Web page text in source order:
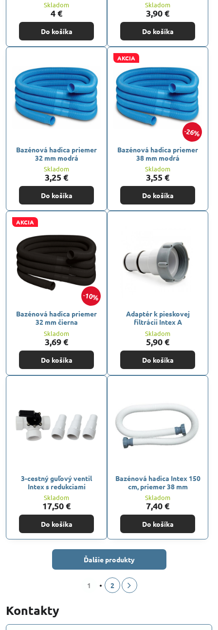
Skladom
4 €
Do košíka
Skladom
3,90 €
Do košíka
Bazénová hadica priemer
32 mm modrá
Skladom
3,25 €
Do košíka
26%
AKCIA
Bazénová hadica priemer
38 mm modrá
Skladom
3,55 €
Do košíka
10%
AKCIA
Bazénová hadica priemer
32 mm čierna
Skladom
3,69 €
Do košíka
Adaptér k pieskovej
filtrácii Intex A
Skladom
5,90 €
Do košíka
3-cestný guľový ventil
Intex s redukciami
Skladom
17,50 €
Do košíka
Bazénová hadica Intex 150
cm, priemer 38 mm
Skladom
7,40 €
Do košíka
Ďalšie produkty
1 2
Kontakty